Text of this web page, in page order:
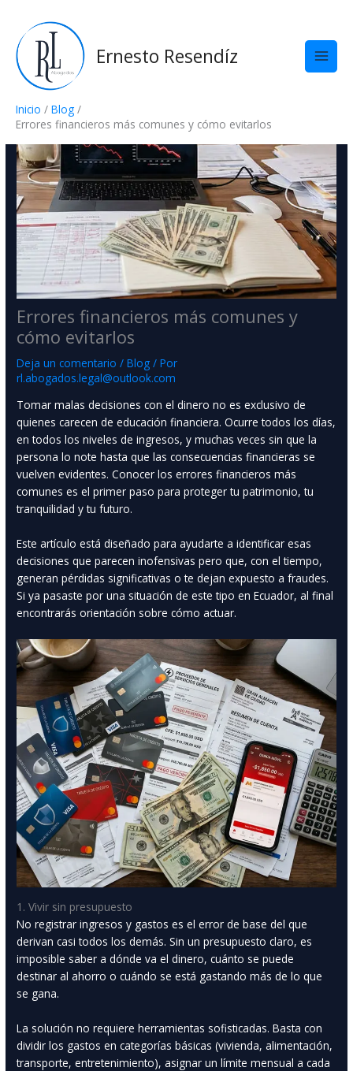
contenido
Ernesto Resendíz
Inicio
Blog
Errores financieros más comunes y cómo evitarlos
Errores financieros más comunes y
cómo evitarlos
Deja un comentario /Blog / Por
rl.abogados.legal@outlook.com
Tomar malas decisiones con el dinero no es exclusivo de
quienes carecen de educación financiera. Ocurre todos los días,
en todos los niveles de ingresos, y muchas veces sin que la
persona lo note hasta que las consecuencias financieras se
vuelven evidentes. Conocer los errores financieros más
comunes es el primer paso para proteger tu patrimonio, tu
tranquilidad y tu futuro.
Este artículo está diseñado para ayudarte a identificar esas
decisiones que parecen inofensivas pero que, con el tiempo,
generan pérdidas significativas o te dejan expuesto a fraudes.
Si ya pasaste por una situación de este tipo en Ecuador, al final
encontrarás orientación sobre cómo actuar.
1. Vivir sin presupuesto
No registrar ingresos y gastos es el error de base del que
derivan casi todos los demás. Sin un presupuesto claro, es
imposible saber a dónde va el dinero, cuánto se puede
destinar al ahorro o cuándo se está gastando más de lo que
se gana.
La solución no requiere herramientas sofisticadas. Basta con
dividir los gastos en categorías básicas (vivienda, alimentación,
transporte, entretenimiento), asignar un límite mensual a cada